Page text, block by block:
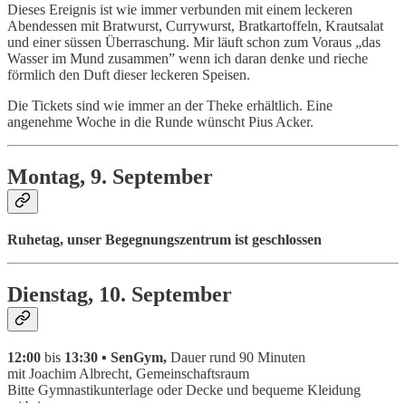
Dieses Ereignis ist wie immer verbunden mit einem leckeren
Abendessen mit Bratwurst, Currywurst, Bratkartoffeln, Krautsalat
und einer süssen Überraschung. Mir läuft schon zum Voraus „das
Wasser im Mund zusammen” wenn ich daran denke und rieche
förmlich den Duft dieser leckeren Speisen.
Die Tickets sind wie immer an der Theke erhältlich. Eine
angenehme Woche in die Runde wünscht Pius Acker.
Montag, 9. September
Ruhetag, unser Begegnungszentrum ist geschlossen
Dienstag, 10. September
12:00 bis 13:30 ▪ SenGym, Dauer rund 90 Minuten
mit Joachim Albrecht, Gemeinschaftsraum
Bitte Gymnastikunterlage oder Decke und bequeme Kleidung